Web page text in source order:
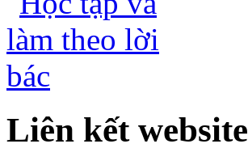
Liên kết website